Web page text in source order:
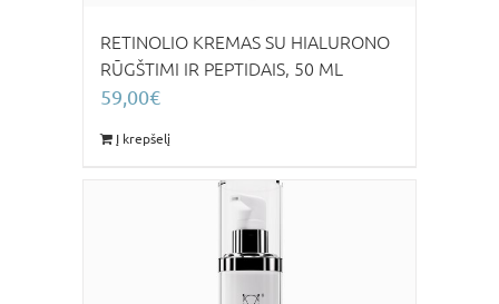
RETINOLIO KREMAS SU HIALURONO
RŪGŠTIMI IR PEPTIDAIS, 50 ML
59,00€
Į krepšelį